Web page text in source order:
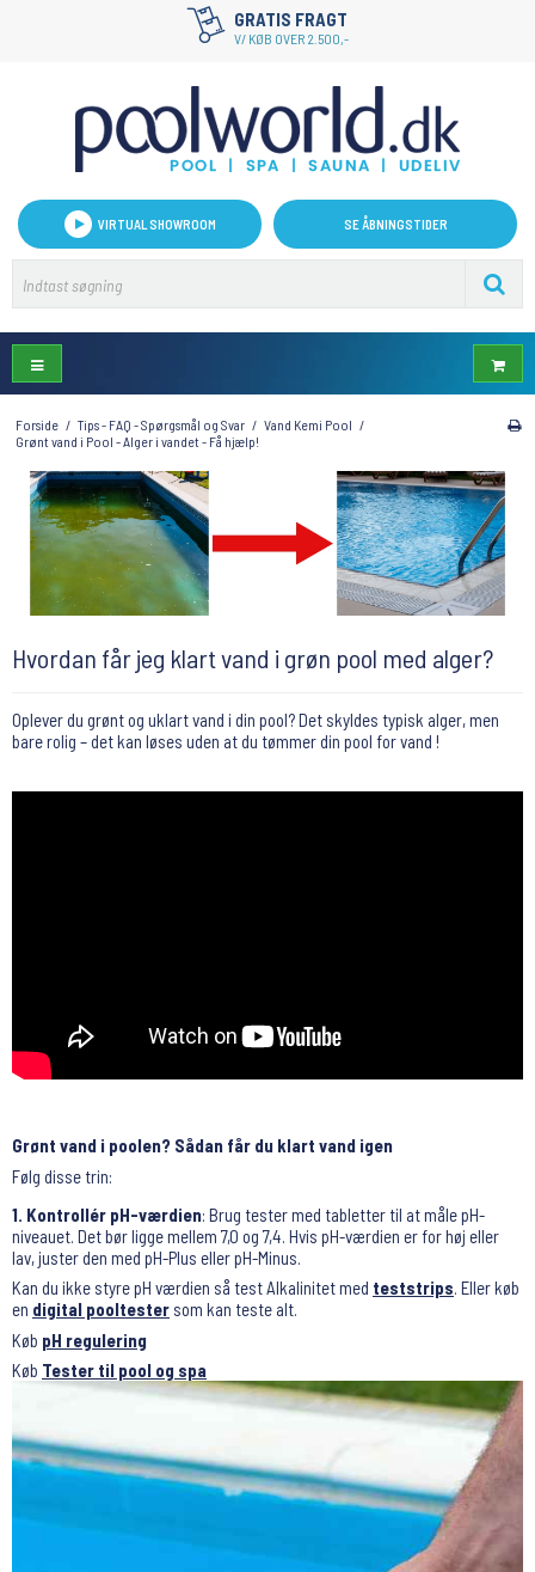
HURTIG LEVERING
1-2 hverdage på lagervarer
VIRTUAL SHOWROOM SE ÅBNINGSTIDER
Forside / Tips - FAQ - Spørgsmål og Svar / Vand Kemi Pool /
Grønt vand i Pool - Alger i vandet - Få hjælp!
Hvordan får jeg klart vand i grøn pool med alger?
Oplever du grønt og uklart vand i din pool? Det skyldes typisk alger, men
bare rolig – det kan løses uden at du tømmer din pool for vand !
Grønt vand i poolen? Sådan får du klart vand igen
Følg disse trin:
1. Kontrollér pH-værdien: Brug tester med tabletter til at måle pH-
niveauet. Det bør ligge mellem 7,0 og 7,4. Hvis pH-værdien er for høj eller
lav, juster den med pH-Plus eller pH-Minus.
Kan du ikke styre pH værdien så test Alkalinitet med teststrips. Eller køb
en digital pooltester som kan teste alt.
Køb pH regulering
Køb Tester til pool og spa